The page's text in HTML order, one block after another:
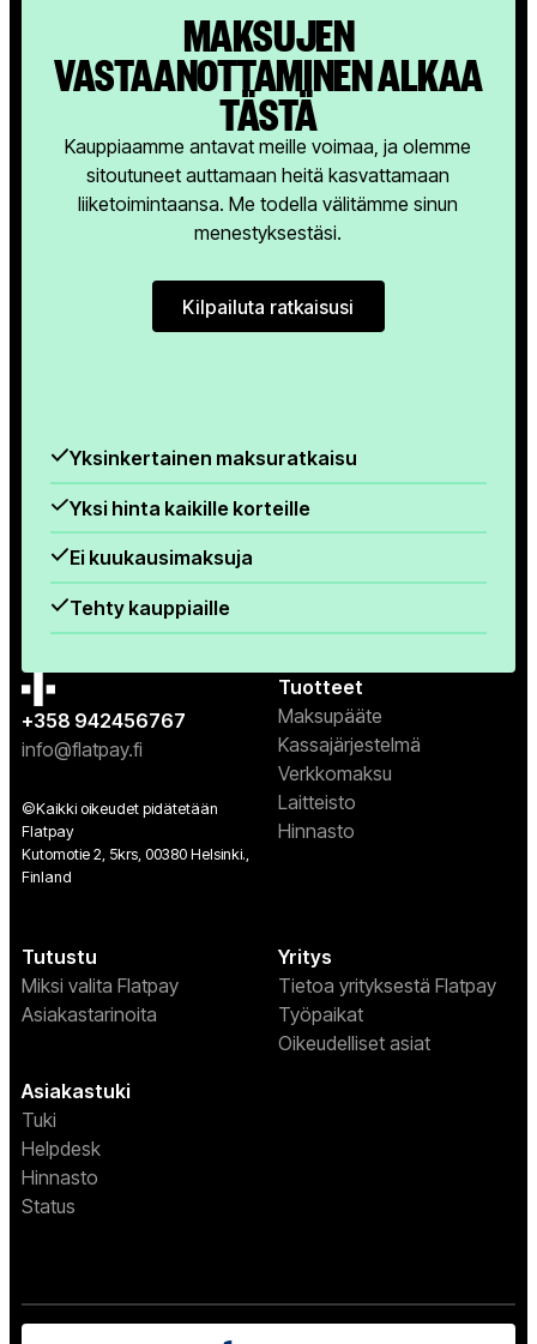
MAKSUJEN
VASTAANOTTAMINEN ALKAA
TÄSTÄ
Kauppiaamme antavat meille voimaa, ja olemme
sitoutuneet auttamaan heitä kasvattamaan
liiketoimintaansa. Me todella välitämme sinun
menestyksestäsi.
Kilpailuta ratkaisusi
Kilpailuta ratkaisusi
Yksinkertainen maksuratkaisu
Yksi hinta kaikille korteille
Ei kuukausimaksuja
Tehty kauppiaille
+358 942456767
info@flatpay.fi
©Kaikki oikeudet pidätetään
Flatpay
Kutomotie 2, 5krs, 00380 Helsinki.,
Finland
Tuotteet
Maksupääte
Kassajärjestelmä
Verkkomaksu
Laitteisto
Hinnasto
Tutustu
Miksi valita Flatpay
Asiakastarinoita
Yritys
Tietoa yrityksestä Flatpay
Työpaikat
Oikeudelliset asiat
Asiakastuki
Tuki
Helpdesk
Hinnasto
Status